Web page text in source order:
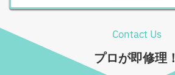
Androidロゴループ、システム復旧
Android基板破損修理（軽度）
iPhone XR
Contact Us
プロが即修理！